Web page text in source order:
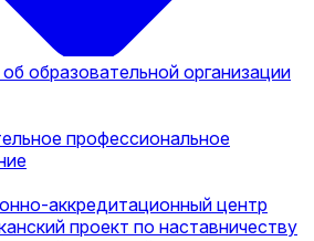
образовательной организации
профессиональное
аккредитационный центр
проект по наставничеству